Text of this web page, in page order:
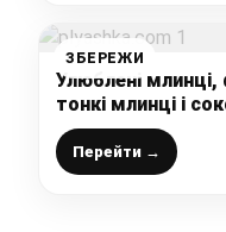
ЗБЕРЕЖИ
Улюблені
тонкі млинці і
на перекус, або
Перейти →